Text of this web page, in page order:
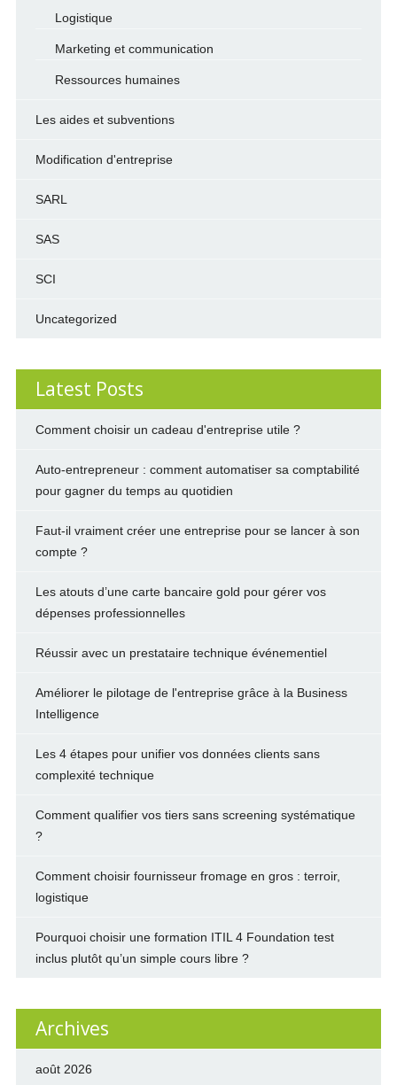
Logistique
Marketing et communication
Ressources humaines
Les aides et subventions
Modification d'entreprise
SARL
SAS
SCI
Uncategorized
Latest Posts
Comment choisir un cadeau d'entreprise utile ?
Auto-entrepreneur : comment automatiser sa comptabilité
pour gagner du temps au quotidien
Faut-il vraiment créer une entreprise pour se lancer à son
compte ?
Les atouts d’une carte bancaire gold pour gérer vos
dépenses professionnelles
Réussir avec un prestataire technique événementiel
Améliorer le pilotage de l'entreprise grâce à la Business
Intelligence
Les 4 étapes pour unifier vos données clients sans
complexité technique
Comment qualifier vos tiers sans screening systématique
?
Comment choisir fournisseur fromage en gros : terroir,
logistique
Pourquoi choisir une formation ITIL 4 Foundation test
inclus plutôt qu’un simple cours libre ?
Archives
août 2026